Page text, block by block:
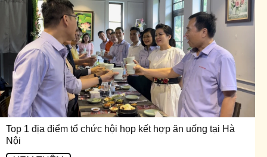
Top 1 địa điểm tổ chức hội họp kết hợp ăn uống tại Hà
Nội